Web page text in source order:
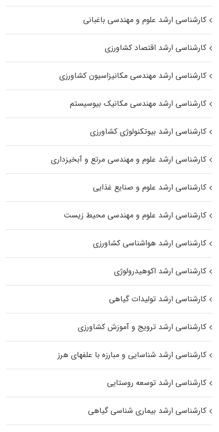
کارشناسی ارشد علوم و مهندسی باغبانی
کارشناسی ارشد اقتصاد کشاورزی
کارشناسی ارشد مهندسی مکانیزاسیون کشاورزی
کارشناسی ارشد مهندسی مکانیک بیوسیستم
کارشناسی ارشد بیوتکنولوژی کشاورزی
کارشناسی ارشد علوم و مهندسی مرتع و آبخیزداری
کارشناسی ارشد علوم و صنایع غذایی
کارشناسی ارشد علوم و مهندسی محیط زیست
کارشناسی ارشد هواشناسی کشاورزی
کارشناسی ارشد اکوهیدرولوژی
کارشناسی ارشد تولیدات گیاهی
کارشناسی ارشد ترویج و آموزش کشاورزی
کارشناسی ارشد شناسایی و مبارزه با علفهای هرز
کارشناسی ارشد توسعه روستایی
کارشناسی ارشد بیماری‌ شناسی گیاهی